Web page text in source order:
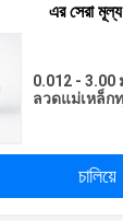
এর সেরা
0.012 -
ลวดแม่เหล็ก
চালিয়ে